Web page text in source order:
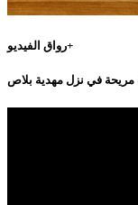
رواق الفيديو+
مريحة في نزل مهدية بلاص